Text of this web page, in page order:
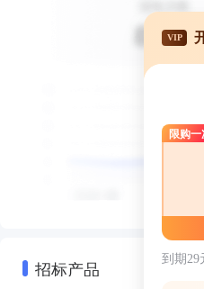
招标产品
VIP
限购一
到期29